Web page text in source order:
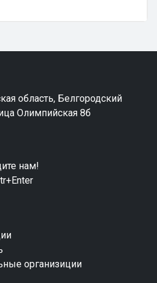
область, Белгородский
Олимпийская 8б
нам!
организиции